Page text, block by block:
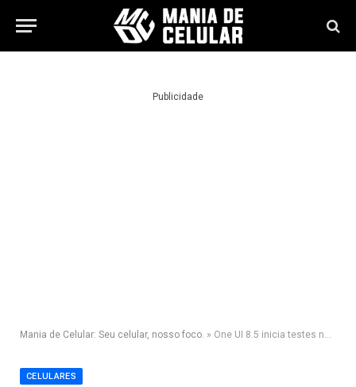
Publicidade
Mania de Celular: Seu celular, nosso foco. » One UI 8.5 inicia testes nos Galaxy S25, S25 Plus e S25 Ultra com Android 16
CELULARES